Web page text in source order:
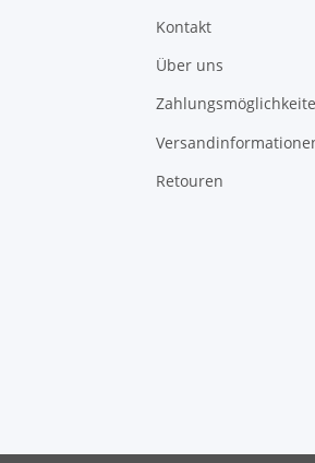
Kontakt
Über uns
Retouren